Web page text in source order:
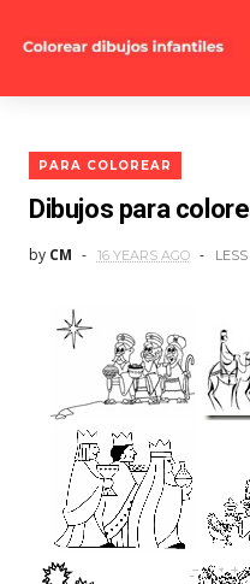
PARA COLOREAR
Dibujos para
by CM 16 YEARS AGO